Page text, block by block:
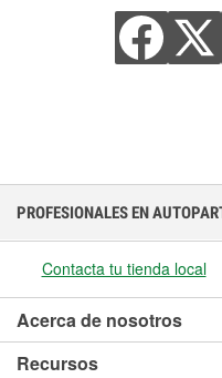
PROFESIONALES EN
Contacta tu tienda local
Acerca de nosotros
Recursos